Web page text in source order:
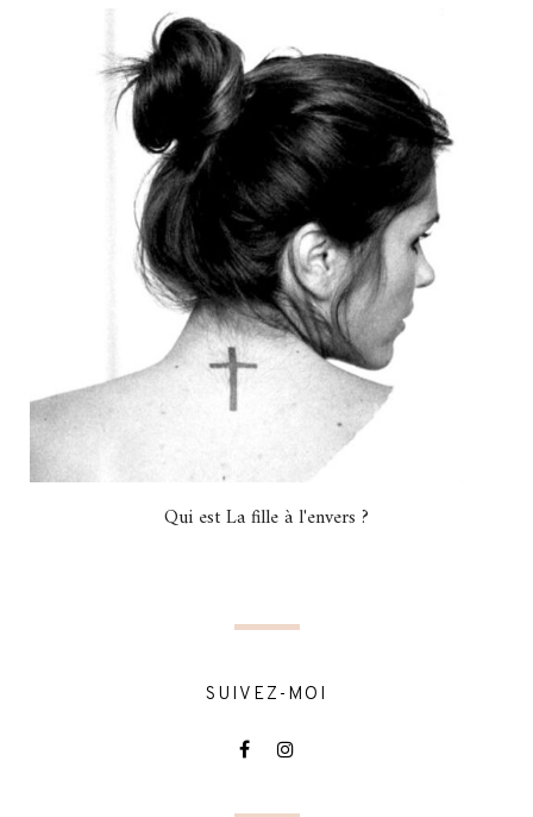
Qui est La fille à l'envers ?
SUIVEZ-MOI